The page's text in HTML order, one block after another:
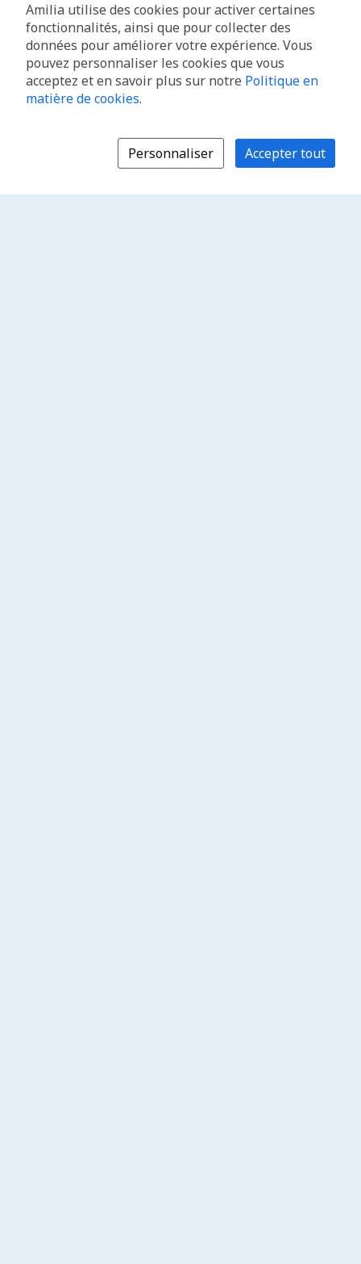
Amilia utilise des cookies pour activer certaines
fonctionnalités, ainsi que pour collecter des
données pour améliorer votre expérience. Vous
pouvez personnaliser les cookies que vous
acceptez et en savoir plus sur notre Politique en
matière de cookies.
Personnaliser Accepter tout